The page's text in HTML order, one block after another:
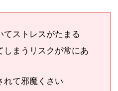
てストレスがたまる
しまうリスクが常にあ
れて邪魔くさい